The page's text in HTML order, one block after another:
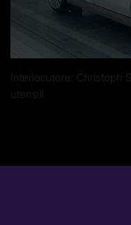
Interlocutore: Christoph
utensili